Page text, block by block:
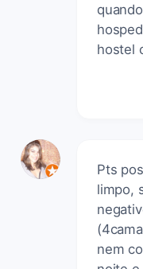
hostel
Pts
limpo,
nem